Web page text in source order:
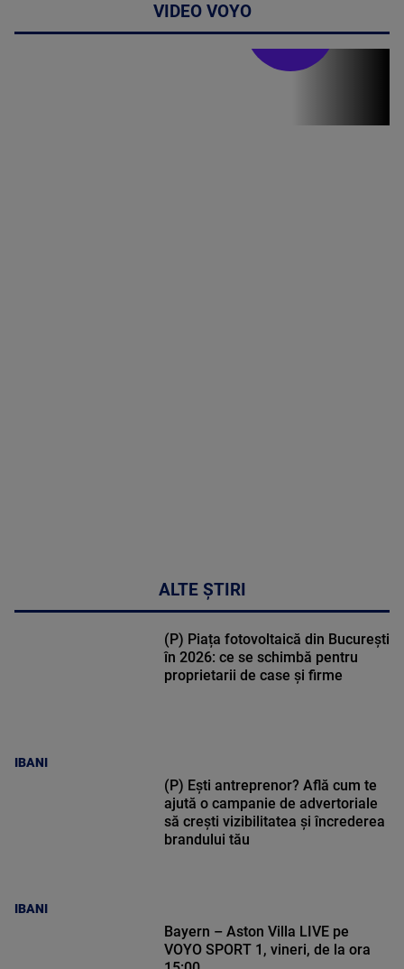
VIDEO VOYO
ALTE ȘTIRI
IBANI
(P) Piața fotovoltaică din București
în 2026: ce se schimbă pentru
proprietarii de case și firme
IBANI
(P) Ești antreprenor? Află cum te
ajută o campanie de advertoriale
să crești vizibilitatea și încrederea
brandului tău
Bayern – Aston Villa LIVE pe
VOYO SPORT 1, vineri, de la ora